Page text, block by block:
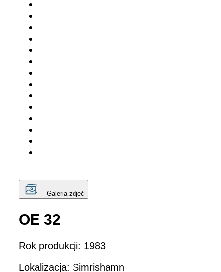
Galeria zdjęć
OE 32
Rok produkcji: 1983
Lokalizacja: Simrishamn